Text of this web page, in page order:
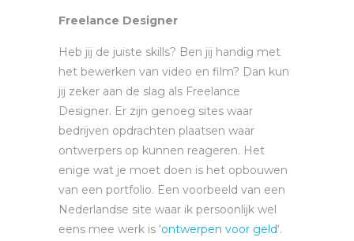
Freelance Designer
Heb jij de juiste skills? Ben jij handig met
het bewerken van video en film? Dan kun
jij zeker aan de slag als Freelance
Designer. Er zijn genoeg sites waar
bedrijven opdrachten plaatsen waar
ontwerpers op kunnen reageren. Het
enige wat je moet doen is het opbouwen
van een portfolio. Een voorbeeld van een
Nederlandse site waar ik persoonlijk wel
eens mee werk is ‘ontwerpen voor geld‘.